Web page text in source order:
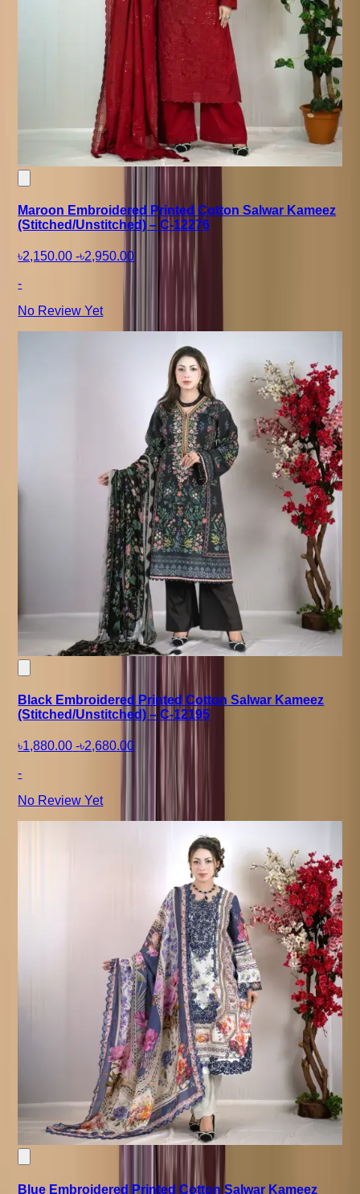
Maroon Embroidered Printed Cotton Salwar Kameez
(Stitched/Unstitched) – C-12276
৳2,150.00 -৳2,950.00
-
No Review Yet
Black Embroidered Printed Cotton Salwar Kameez
(Stitched/Unstitched) – C-12195
৳1,880.00 -৳2,680.00
-
No Review Yet
Blue Embroidered Printed Cotton Salwar Kameez